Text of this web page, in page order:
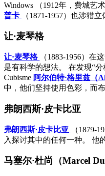
Windows （1912年，费城艺
普卡
（1871-1957）也涉猎
让·麦琴格
让·麦琴格
（1883-1956）
是有科学的想法。 在发现“
Cubisme 阿尔伯特·格里兹（
中，他们坚持使用色彩，而
弗朗西斯·皮卡比亚
弗朗西斯·皮卡比亚
（1879-
入探讨其中的任何一种。 他
马塞尔·杜尚（Marcel